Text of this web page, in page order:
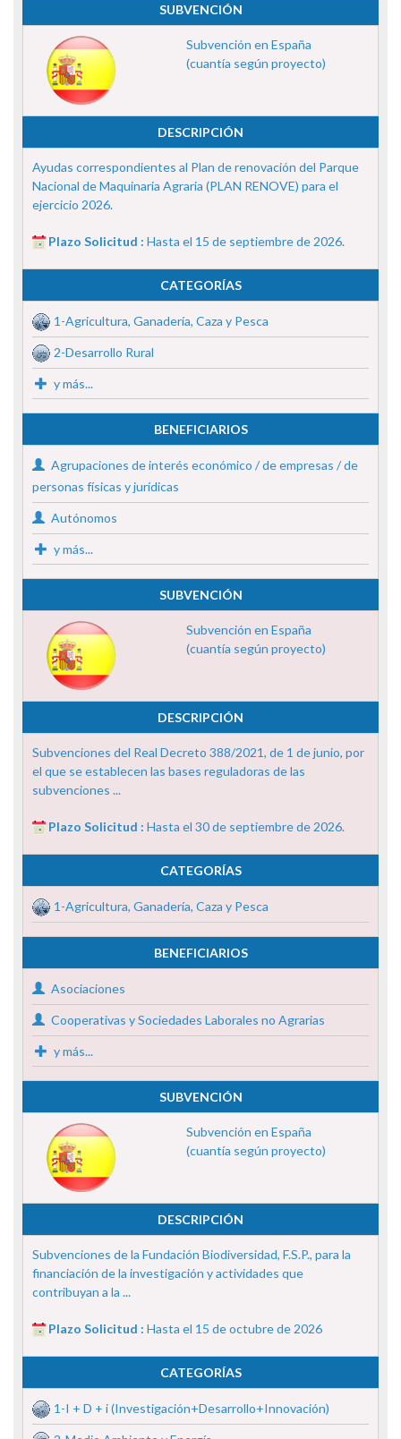
SUBVENCIÓN
Subvención en España
(cuantía según proyecto)
DESCRIPCIÓN
Ayudas correspondientes al Plan de renovación del Parque
Nacional de Maquinaria Agraria (PLAN RENOVE) para el
ejercicio 2026.
Plazo Solicitud : Hasta el 15 de septiembre de 2026.
CATEGORÍAS
1-Agricultura, Ganadería, Caza y Pesca
2-Desarrollo Rural
y más...
BENEFICIARIOS
Agrupaciones de interés económico / de empresas / de
personas físicas y jurídicas
Autónomos
y más...
SUBVENCIÓN
Subvención en España
(cuantía según proyecto)
DESCRIPCIÓN
Subvenciones del Real Decreto 388/2021, de 1 de junio, por
el que se establecen las bases reguladoras de las
subvenciones ...
Plazo Solicitud : Hasta el 30 de septiembre de 2026.
CATEGORÍAS
1-Agricultura, Ganadería, Caza y Pesca
BENEFICIARIOS
Asociaciones
Cooperativas y Sociedades Laborales no Agrarias
y más...
SUBVENCIÓN
Subvención en España
(cuantía según proyecto)
DESCRIPCIÓN
Subvenciones de la Fundación Biodiversidad, F.S.P., para la
financiación de la investigación y actividades que
contribuyan a la ...
Plazo Solicitud : Hasta el 15 de octubre de 2026
CATEGORÍAS
1-I + D + i (Investigación+Desarrollo+Innovación)